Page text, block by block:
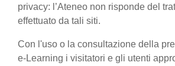
privacy: l’Ateneo non risponde del
effettuato da tali siti.
Con l'uso o la consultazione della
e-Learning i visitatori e gli utenti